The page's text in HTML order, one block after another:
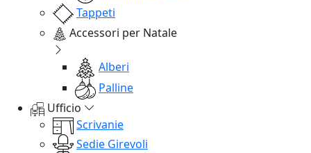
Tappeti
Accessori per Natale
Alberi
Palline
Ufficio
Scrivanie
Sedie Girevoli